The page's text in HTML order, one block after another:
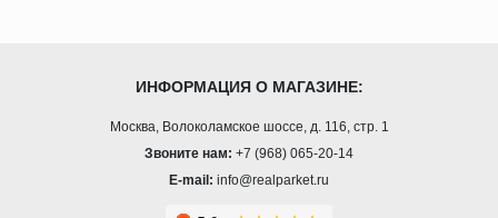
ИНФОРМАЦИЯ О МАГАЗИНЕ:
Москва, Волоколамское шоссе, д. 116, стр. 1
Звоните нам: +7 (968) 065-20-14
E-mail: info@realparket.ru